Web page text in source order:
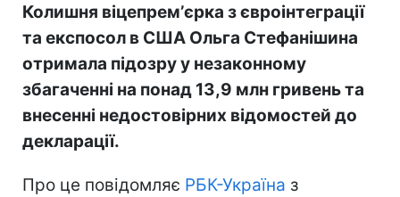
Колишня віцепремʼєрка з євроінтеграції
та експосол в США Ольга Стефанішина
отримала підозру у незаконному
збагаченні на понад 13,9 млн гривень та
внесенні недостовірних відомостей до
декларації.
Про це повідомляє РБК-Україна з